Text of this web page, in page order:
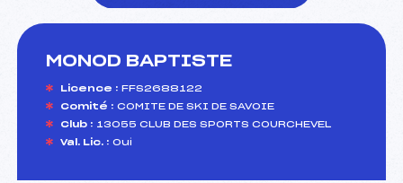
MONOD BAPTISTE
Licence : FFS2688122
Comité : COMITE DE SKI DE SAVOIE
Club : 13055 CLUB DES SPORTS COURCHEVEL
Val. Lic. : Oui